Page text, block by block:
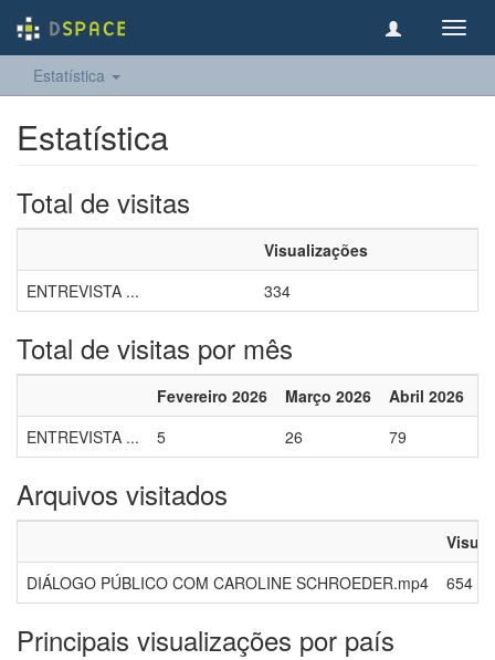
Estatística
Estatística
Total de visitas
Visualizações
ENTREVISTA ...
334
Total de visitas por mês
Fevereiro 2026 Março 2026 Abril 2026
ENTREVISTA ...
5 26 79
Arquivos visitados
DIÁLOGO PÚBLICO COM CAROLINE SCHROEDER.mp4
654
Principais visualizações por país